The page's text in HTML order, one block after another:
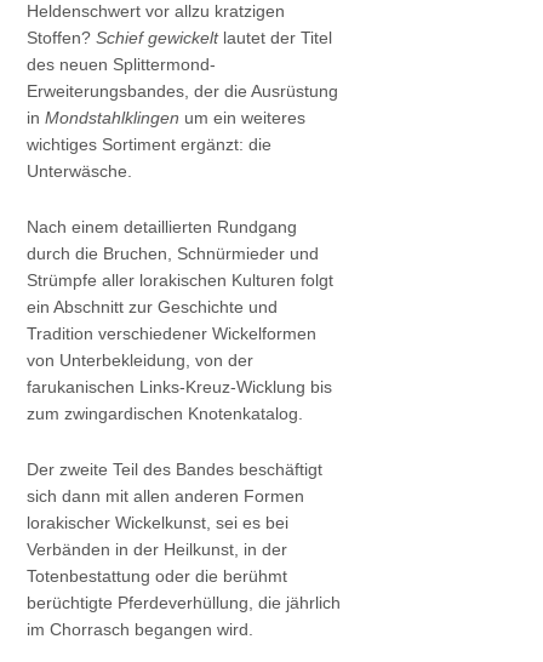
Heldenschwert vor allzu kratzigen
Stoffen?Schief gewickeltlautet der Titel
des neuen Splittermond-
Erweiterungsbandes, der die Ausrüstung
inMondstahlklingen um ein weiteres
wichtiges Sortiment ergänzt: die
Unterwäsche.
Nach einem detaillierten Rundgang
durch die Bruchen, Schnürmieder und
Strümpfe aller lorakischen Kulturen folgt
ein Abschnitt zur Geschichte und
Tradition verschiedener Wickelformen
von Unterbekleidung, von der
farukanischen Links-Kreuz-Wicklung bis
zum zwingardischen Knotenkatalog.
Der zweite Teil des Bandes beschäftigt
sich dann mit allen anderen Formen
lorakischer Wickelkunst, sei es bei
Verbänden in der Heilkunst, in der
Totenbestattung oder die berühmt
berüchtigte Pferdeverhüllung, die jährlich
im Chorrasch begangen wird.